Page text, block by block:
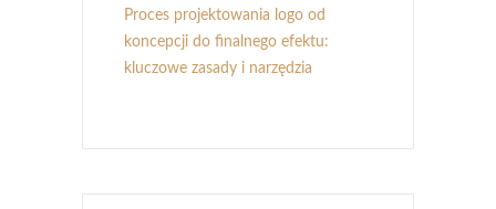
Proces projektowania logo od
koncepcji do finalnego efektu:
kluczowe zasady i narzędzia